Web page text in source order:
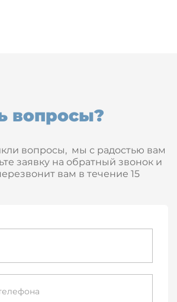
вопросы?
вопросы, мы с радостью вам
заявку на обратный звонок и
вам в течение 15